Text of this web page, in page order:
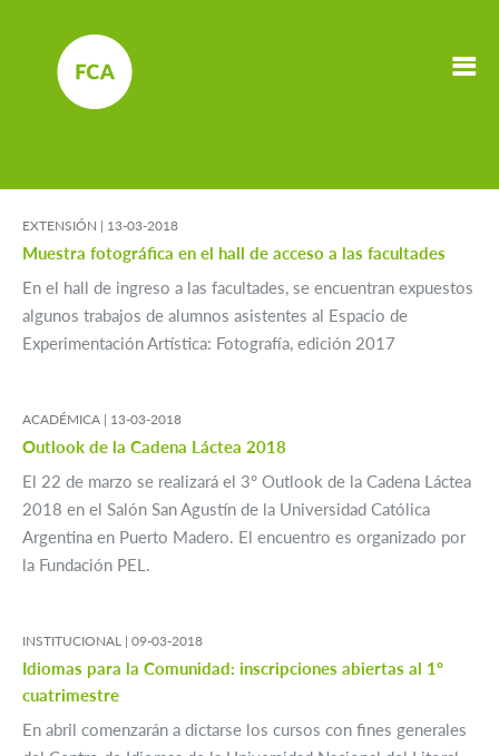
EXTENSIÓN | 13-03-2018
Muestra fotográfica en el hall de acceso a las facultades
En el hall de ingreso a las facultades, se encuentran expuestos
algunos trabajos de alumnos asistentes al Espacio de
Experimentación Artística: Fotografía, edición 2017
ACADÉMICA | 13-03-2018
Outlook de la Cadena Láctea 2018
El 22 de marzo se realizará el 3° Outlook de la Cadena Láctea
2018 en el Salón San Agustín de la Universidad Católica
Argentina en Puerto Madero. El encuentro es organizado por
la Fundación PEL.
INSTITUCIONAL | 09-03-2018
Idiomas para la Comunidad: inscripciones abiertas al 1º
cuatrimestre
En abril comenzarán a dictarse los cursos con fines generales